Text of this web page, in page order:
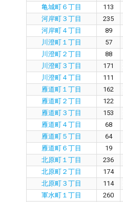
亀城町６丁目
113
河岸町３丁目
235
河岸町４丁目
89
川澄町１丁目
57
川澄町２丁目
88
川澄町３丁目
171
川澄町４丁目
111
雁道町１丁目
162
雁道町２丁目
122
雁道町３丁目
153
雁道町４丁目
68
雁道町５丁目
64
雁道町６丁目
19
北原町１丁目
236
北原町２丁目
174
北原町３丁目
114
軍水町１丁目
260